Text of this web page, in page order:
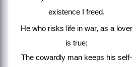
existence I freed.
He who risks life in war, as a lover
is true;
The cowardly man keeps his self-